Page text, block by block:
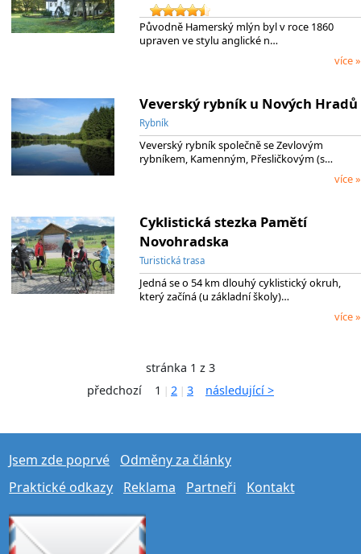
Původně Hamerský mlýn byl v roce 1860
upraven ve stylu anglické n…
více »
Veverský rybník u Nových Hradů
Rybník
Veverský rybník společně se Zevlovým
rybníkem, Kamenným, Přesličkovým (s…
více »
Cyklistická stezka Pamětí
Novohradska
Turistická trasa
Jedná se o 54 km dlouhý cyklistický okruh,
který začíná (u základní školy)…
více »
stránka 1 z 3
předchozí
1 2 3 následující >
Jsem zde poprvé
Odměny za články
Praktické odkazy
Reklama Partneři Kontakt